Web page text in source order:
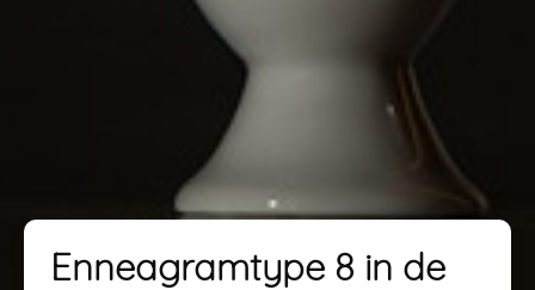
Enneagramtype 8 in de